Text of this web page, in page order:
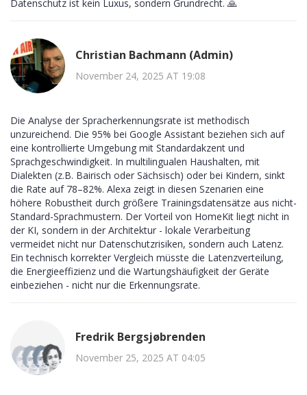
Datenschutz ist kein Luxus, sondern Grundrecht. 🙏
Christian Bachmann (Admin)
November 24, 2025 AT 19:08
Die Analyse der Spracherkennungsrate ist methodisch
unzureichend. Die 95% bei Google Assistant beziehen sich auf
eine kontrollierte Umgebung mit Standardakzent und
Sprachgeschwindigkeit. In multilingualen Haushalten, mit
Dialekten (z.B. Bairisch oder Sächsisch) oder bei Kindern, sinkt
die Rate auf 78–82%. Alexa zeigt in diesen Szenarien eine
höhere Robustheit durch größere Trainingsdatensätze aus nicht-
Standard-Sprachmustern. Der Vorteil von HomeKit liegt nicht in
der KI, sondern in der Architektur - lokale Verarbeitung
vermeidet nicht nur Datenschutzrisiken, sondern auch Latenz.
Ein technisch korrekter Vergleich müsste die Latenzverteilung,
die Energieeffizienz und die Wartungshäufigkeit der Geräte
einbeziehen - nicht nur die Erkennungsrate.
Fredrik Bergsjøbrenden
November 25, 2025 AT 04:05